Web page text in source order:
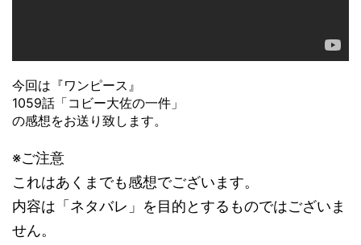
今回は『ワンピース』
1059話「コビー大佐の一件」
の感想をお送り致します。
※ご注意
これはあくまでも感想でございます。
内容は「ネタバレ」を目的とするものではございま
せん。